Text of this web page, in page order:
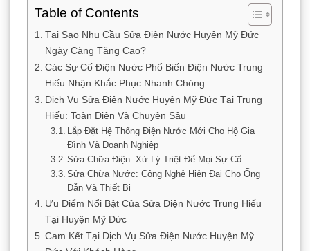
Table of Contents
Tại Sao Nhu Cầu Sửa Điện Nước Huyện Mỹ Đức
Ngày Càng Tăng Cao?
Các Sự Cố Điện Nước Phổ Biến Điện Nước Trung
Hiếu Nhận Khắc Phục Nhanh Chóng
Dịch Vụ Sửa Điện Nước Huyện Mỹ Đức Tại Trung
Hiếu: Toàn Diện Và Chuyên Sâu
Lắp Đặt Hệ Thống Điện Nước Mới Cho Hộ Gia
Đình Và Doanh Nghiệp
Sửa Chữa Điện: Xử Lý Triệt Để Mọi Sự Cố
Sửa Chữa Nước: Công Nghệ Hiện Đại Cho Ống
Dẫn Và Thiết Bị
Ưu Điểm Nổi Bật Của Sửa Điện Nước Trung Hiếu
Tại Huyện Mỹ Đức
Cam Kết Tại Dịch Vụ Sửa Điện Nước Huyện Mỹ